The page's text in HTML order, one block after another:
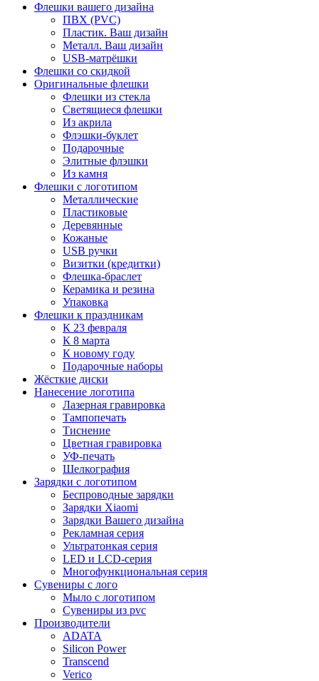
Флешки вашего дизайна
ПВХ (PVC)
Пластик. Ваш дизайн
Металл. Ваш дизайн
USB-матрёшки
Флешки со скидкой
Оригинальные флешки
Флешки из стекла
Светящиеся флешки
Из акрила
Флэшки-буклет
Подарочные
Элитные флэшки
Из камня
Флешки с логотипом
Металлические
Пластиковые
Деревянные
Кожаные
USB ручки
Визитки (кредитки)
Флешка-браслет
Керамика и резина
Упаковка
Флешки к праздникам
К 23 февраля
К 8 марта
К новому году
Подарочные наборы
Жёсткие диски
Нанесение логотипа
Лазерная гравировка
Тампопечать
Тиснение
Цветная гравировка
УФ-печать
Шелкография
Зарядки с логотипом
Беспроводные зарядки
Зарядки Xiaomi
Зарядки Вашего дизайна
Рекламная серия
Ультратонкая серия
LED и LCD-серия
Многофункциональная серия
Сувениры с лого
Мыло с логотипом
Сувениры из pvc
Производители
ADATA
Silicon Power
Transcend
Verico